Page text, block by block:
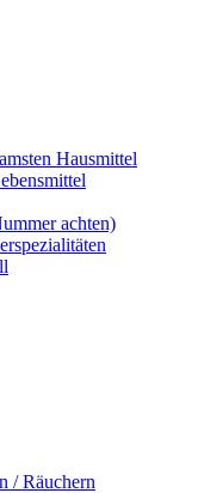
Hausmittel
achten)
/ Räuchern